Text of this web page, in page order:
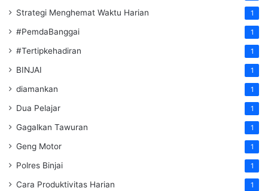
Strategi Menghemat Waktu Harian 1
#PemdaBanggai 1
#Tertipkehadiran 1
BINJAI 1
diamankan 1
Dua Pelajar 1
Gagalkan Tawuran 1
Geng Motor 1
Polres Binjai 1
Cara Produktivitas Harian 1